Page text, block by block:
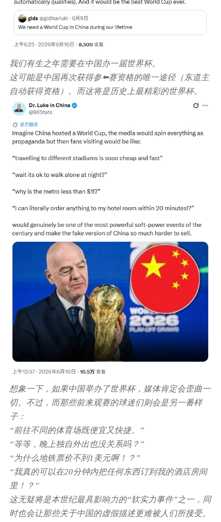
我们有生之年需要在中国办一届世界杯。
这可能是中国再次获得参⬅️赛资格的唯一途径（东道主
自动获得资格）。而这将是历史上最精彩的世界杯。
想象一下，如果中国举办了世界杯，媒体肯定会歪曲一
切。不过，而那些前来观赛的球迷们则会是另一番样
子：
“前往不同的体育场既便宜又快捷。”
“等等，晚上独自外出也没关系吗？”
“为什么地铁票价不到1美元啊！？”
“我真的可以在20分钟内把任何东西订到我的酒店房间
里！？”
这无疑将是本世纪最具影响力的“软实力事件”之一，同
时也会让那些关于中国的虚假描述更难被人们所接受。